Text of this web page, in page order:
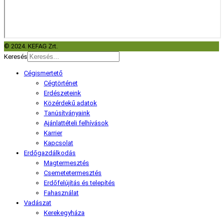
© 2024. KEFAG Zrt.
Keresés
Cégismertető
Cégtörténet
Erdészeteink
Közérdekű adatok
Tanúsítványaink
Ajánlattételi felhívások
Karrier
Kapcsolat
Erdőgazdálkodás
Magtermesztés
Csemetetermesztés
Erdőfelújítás és telepítés
Fahasználat
Vadászat
Kerekegyháza